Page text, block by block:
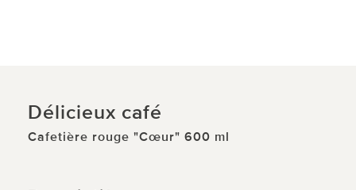
Délicieux café
Cafetière rouge "Cœur" 600 ml